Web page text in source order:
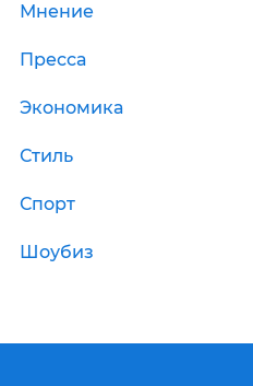
Мнение
Пресса
Экономика
Стиль
Спорт
Шоубиз